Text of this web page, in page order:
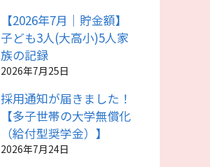
【2026年7月｜貯金額】
子ども3人(大高小)5人家
族の記録
2026年7月25日
採用通知が届きました！
【多子世帯の大学無償化
（給付型奨学金）】
2026年7月24日